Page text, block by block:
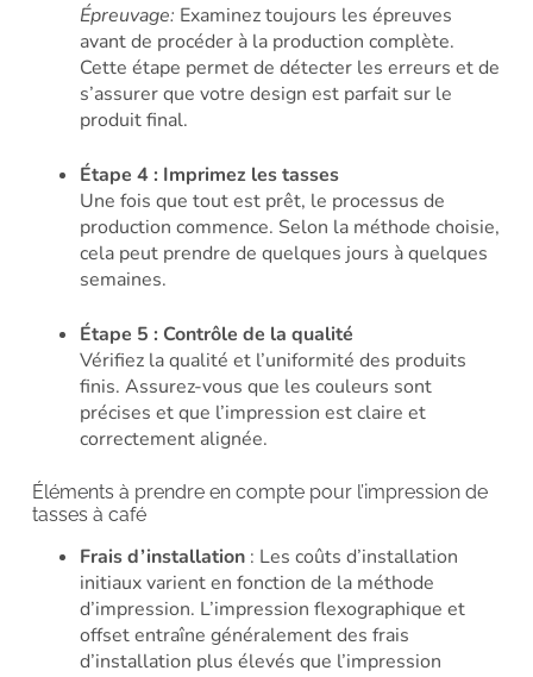
Épreuvage: Examinez toujours les épreuves
avant de procéder à la production complète.
Cette étape permet de détecter les erreurs et de
s’assurer que votre design est parfait sur le
produit final.
Étape 4 : Imprimez les tasses
Une fois que tout est prêt, le processus de
production commence. Selon la méthode choisie,
cela peut prendre de quelques jours à quelques
semaines.
Étape 5 : Contrôle de la qualité
Vérifiez la qualité et l’uniformité des produits
finis. Assurez-vous que les couleurs sont
précises et que l’impression est claire et
correctement alignée.
Éléments à prendre en compte pour l’impression de
tasses à café
Frais d’installation: Les coûts d’installation
initiaux varient en fonction de la méthode
d’impression. L’impression flexographique et
offset entraîne généralement des frais
d’installation plus élevés que l’impression